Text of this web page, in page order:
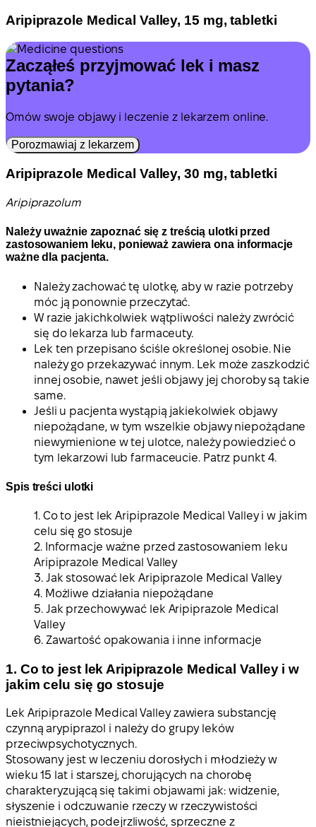
Aripiprazole Medical Valley, 15 mg, tabletki
Zacząłeś przyjmować lek i masz
pytania?
Omów swoje objawy i leczenie z lekarzem online.
Porozmawiaj z lekarzem
Aripiprazole Medical Valley, 30 mg, tabletki
Aripiprazolum
Należy uważnie zapoznać się z treścią ulotki przed
zastosowaniem leku, ponieważ zawiera ona informacje
ważne dla pacjenta.
Należy zachować tę ulotkę, aby w razie potrzeby
móc ją ponownie przeczytać.
W razie jakichkolwiek wątpliwości należy zwrócić
się do lekarza lub farmaceuty.
Lek ten przepisano ściśle określonej osobie. Nie
należy go przekazywać innym. Lek może zaszkodzić
innej osobie, nawet jeśli objawy jej choroby są takie
same.
Jeśli u pacjenta wystąpią jakiekolwiek objawy
niepożądane, w tym wszelkie objawy niepożądane
niewymienione w tej ulotce, należy powiedzieć o
tym lekarzowi lub farmaceucie. Patrz punkt 4.
Spis treści ulotki
1. Co to jest lek Aripiprazole Medical Valley i w jakim
celu się go stosuje
2. Informacje ważne przed zastosowaniem leku
Aripiprazole Medical Valley
3. Jak stosować lek Aripiprazole Medical Valley
4. Możliwe działania niepożądane
5. Jak przechowywać lek Aripiprazole Medical
Valley
6. Zawartość opakowania i inne informacje
1. Co to jest lek Aripiprazole Medical Valley i w
jakim celu się go stosuje
Lek Aripiprazole Medical Valley zawiera substancję
czynną arypiprazol i należy do grupy leków
przeciwpsychotycznych.
Stosowany jest w leczeniu dorosłych i młodzieży w
wieku 15 lat i starszej, chorujących na chorobę
charakteryzującą się takimi objawami jak: widzenie,
słyszenie i odczuwanie rzeczy w rzeczywistości
nieistniejących, podejrzliwość, sprzeczne z